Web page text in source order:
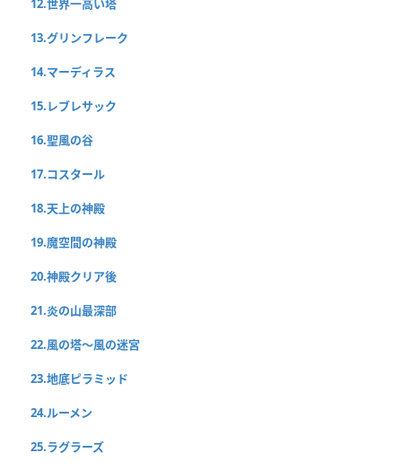
12.世界一高い塔
13.グリンフレーク
14.マーディラス
15.レブレサック
16.聖風の谷
17.コスタール
18.天上の神殿
19.魔空間の神殿
20.神殿クリア後
21.炎の山最深部
22.風の塔〜風の迷宮
23.地底ピラミッド
24.ルーメン
25.ラグラーズ